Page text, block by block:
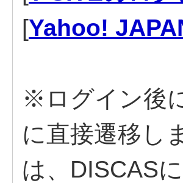
[Yahoo!
※ログイン後
に直接遷移し
は、DISCAS